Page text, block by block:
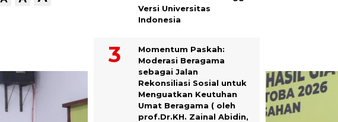
Versi Universitas
Indonesia
Momentum Paskah:
Moderasi Beragama
sebagai Jalan
Rekonsiliasi Sosial untuk
Menguatkan Keutuhan
Umat Beragama ( oleh
prof.Dr.KH. Zainal Abidin,